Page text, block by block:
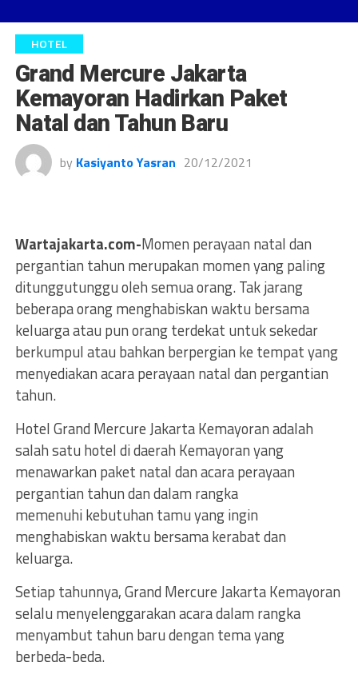
HOTEL
Grand Mercure Jakarta
Kemayoran Hadirkan Paket
Natal dan Tahun Baru
by Kasiyanto Yasran 20/12/2021
Wartajakarta.com-Momen perayaan natal dan
pergantian tahun merupakan momen yang paling
ditunggutunggu oleh semua orang. Tak jarang
beberapa orang menghabiskan waktu bersama
keluarga atau pun orang terdekat untuk sekedar
berkumpul atau bahkan berpergian ke tempat yang
menyediakan acara perayaan natal dan pergantian
tahun.
Hotel Grand Mercure Jakarta Kemayoran adalah
salah satu hotel di daerah Kemayoran yang
menawarkan paket natal dan acara perayaan
pergantian tahun dan dalam rangka
memenuhi kebutuhan tamu yang ingin
menghabiskan waktu bersama kerabat dan
keluarga.
Setiap tahunnya, Grand Mercure Jakarta Kemayoran
selalu menyelenggarakan acara dalam rangka
menyambut tahun baru dengan tema yang
berbeda-beda.